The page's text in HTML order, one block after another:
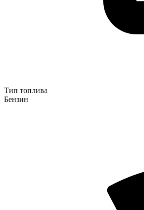
Тип топлива
Бензин